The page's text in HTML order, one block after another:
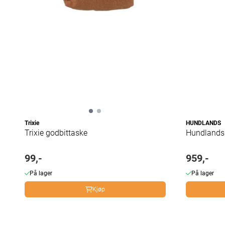
Trixie
Trixie godbittaske
99,-
På lager
Kjøp
HUNDLANDS
959,-
På lager